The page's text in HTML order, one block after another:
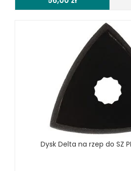
Dysk Delta na rzep do SZ